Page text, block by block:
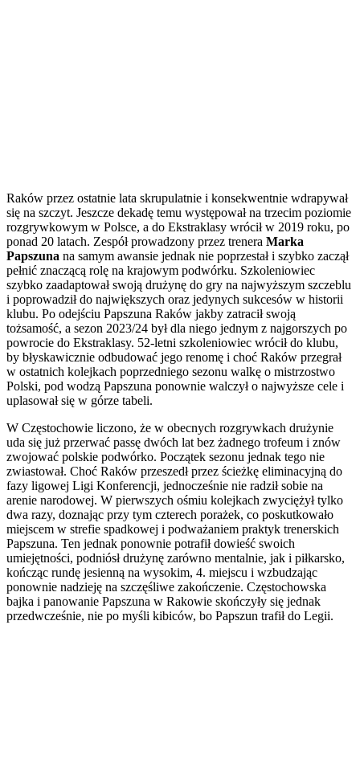
Raków przez ostatnie lata skrupulatnie i konsekwentnie wdrapywał
się na szczyt. Jeszcze dekadę temu występował na trzecim poziomie
rozgrywkowym w Polsce, a do Ekstraklasy wrócił w 2019 roku, po
ponad 20 latach. Zespół prowadzony przez trenera Marka
Papszuna na samym awansie jednak nie poprzestał i szybko zaczął
pełnić znaczącą rolę na krajowym podwórku. Szkoleniowiec
szybko zaadaptował swoją drużynę do gry na najwyższym szczeblu
i poprowadził do największych oraz jedynych sukcesów w historii
klubu. Po odejściu Papszuna Raków jakby zatracił swoją
tożsamość, a sezon 2023/24 był dla niego jednym z najgorszych po
powrocie do Ekstraklasy. 52-letni szkoleniowiec wrócił do klubu,
by błyskawicznie odbudować jego renomę i choć Raków przegrał
w ostatnich kolejkach poprzedniego sezonu walkę o mistrzostwo
Polski, pod wodzą Papszuna ponownie walczył o najwyższe cele i
uplasował się w górze tabeli.
W Częstochowie liczono, że w obecnych rozgrywkach drużynie
uda się już przerwać passę dwóch lat bez żadnego trofeum i znów
zwojować polskie podwórko. Początek sezonu jednak tego nie
zwiastował. Choć Raków przeszedł przez ścieżkę eliminacyjną do
fazy ligowej Ligi Konferencji, jednocześnie nie radził sobie na
arenie narodowej. W pierwszych ośmiu kolejkach zwyciężył tylko
dwa razy, doznając przy tym czterech porażek, co poskutkowało
miejscem w strefie spadkowej i podważaniem praktyk trenerskich
Papszuna. Ten jednak ponownie potrafił dowieść swoich
umiejętności, podniósł drużynę zarówno mentalnie, jak i piłkarsko,
kończąc rundę jesienną na wysokim, 4. miejscu i wzbudzając
ponownie nadzieję na szczęśliwe zakończenie. Częstochowska
bajka i panowanie Papszuna w Rakowie skończyły się jednak
przedwcześnie, nie po myśli kibiców, bo Papszun trafił do Legii.